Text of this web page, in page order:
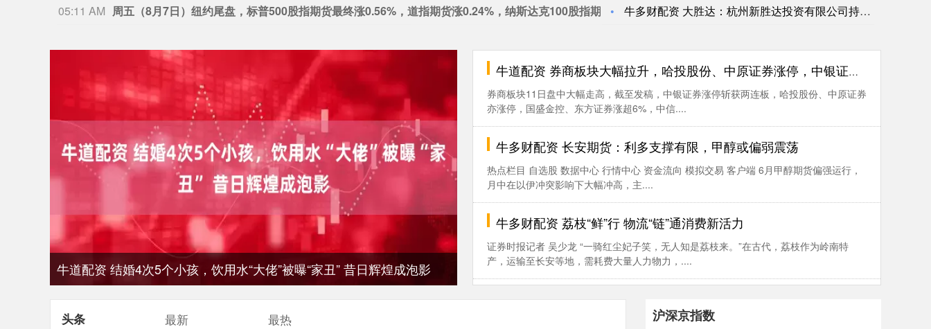
04:49 AM 8月8日美股成交额前20：SpaceX将自建发电厂保障电力供应 周五美股成交额第1名SpaceX收高15.83%，成交300.16亿美元。据报道，SpaceX计划建设自己的发电设施，为其与特斯拉在美国得州共同开发的大型半导体制造工厂提供电力支持。本周早些时候，SpaceX负责能源和数据中心开发业务的Riley Trettel在得州格莱姆斯县（Grimes County）的一场公开会议上表示：“我们将自行供电。我们会建设燃气发电厂，同时也会建设规模非常庞大的电池阵列，用于储存能源。我们几乎会立即启动这个项目。我们需要开始进行土建工作，需要着手建设基础设施和地基，我们会马上推进。”这一表态为马斯克旗下两大公司正在推进的新工厂计划提供了更多细节，该项目名为“Terafab”。
牛多财配资 大胜达：杭州新胜达投资有限公司持股比例拟降至41
牛道配资 结婚4次5个小孩，饮用水“大佬”被曝“家丑” 昔日辉煌成泡影
牛道配资 券商板块大幅拉升，哈投股份、中原证券涨停，中银证券两连板
券商板块11日盘中大幅走高，截至发稿，中银证券涨停斩获两连板，哈投股份、中原证券
亦涨停，国盛金控、东方证券涨超6%，中信....
牛多财配资 长安期货：利多支撑有限，甲醇或偏弱震荡
热点栏目 自选股 数据中心 行情中心 资金流向 模拟交易 客户端 6月甲醇期货偏强运行，
月中在以伊冲突影响下大幅冲高，主....
牛多财配资 荔枝“鲜”行 物流“链”通消费新活力
证券时报记者 吴少龙 “一骑红尘妃子笑，无人知是荔枝来。”在古代，荔枝作为岭南特
产，运输至长安等地，需耗费大量人力物力，....
头条 最新 最热 沪深京指数